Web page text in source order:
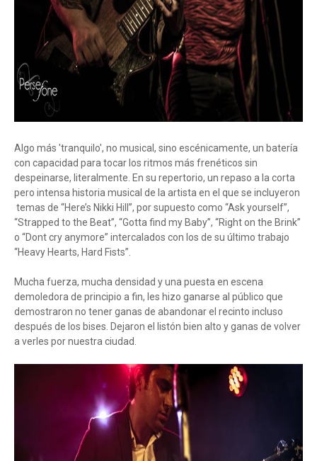
Algo más 'tranquilo', no musical, sino escénicamente, un batería
con capacidad para tocar los ritmos más frenéticos sin
despeinarse, literalmente. En su repertorio, un repaso a la corta
pero intensa historia musical de la artista en el que se incluyeron
temas de “Here’s Nikki Hill”, por supuesto como “Ask yourself”,
“Strapped to the Beat”, “Gotta find my Baby”, “Right on the Brink”
o “Dont cry anymore” intercalados con los de su último trabajo
“Heavy Hearts, Hard Fists”.
Mucha fuerza, mucha densidad y una puesta en escena
demoledora de principio a fin, les hizo ganarse al público que
demostraron no tener ganas de abandonar el recinto incluso
después de los bises. Dejaron el listón bien alto y ganas de volver
a verles por nuestra ciudad.